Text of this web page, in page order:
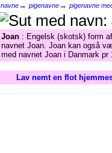
navne→ pigenavne→ pigenavne
Joan : Engelsk (skotsk) form
navnet Joan. Joan kan også
med navnet Joan i Danmark pr
Lav nemt en flot